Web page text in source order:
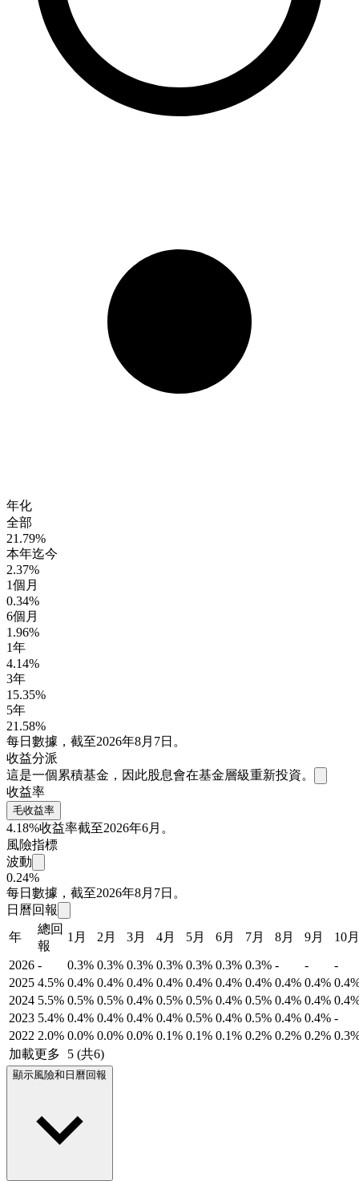
年化
全部
21.79%
本年迄今
2.37%
1個月
0.34%
6個月
1.96%
1年
4.14%
3年
15.35%
5年
21.58%
每日數據，截至2026年8月7日。
收益分派
這是一個累積基金，因此股息會在基金層級重新投資。
收益率
毛收益率
4.18%收益率截至2026年6月。
風險指標
波動
0.24%
每日數據，截至2026年8月7日。
日曆回報
年
總回
報
1月 2月 3月 4月 5月 6月 7月 8月 9月 10月
2026 - 0.3% 0.3% 0.3% 0.3% 0.3% 0.3% 0.3% - -
-
2025 4.5% 0.4% 0.4% 0.4% 0.4% 0.4% 0.4% 0.4% 0.4% 0.4%
2024 5.5% 0.5% 0.5% 0.4% 0.5% 0.5% 0.4% 0.5% 0.4% 0.4%
2023 5.4% 0.4% 0.4% 0.4% 0.4% 0.5% 0.4% 0.5% 0.4% 0.4% -
2022 2.0% 0.0% 0.0% 0.0% 0.1% 0.1% 0.1% 0.2% 0.2% 0.2%
加載更多
5 (共6)
顯示風險和日曆回報